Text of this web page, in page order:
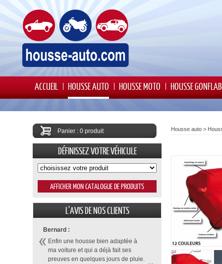
ACCUEIL HOUSSE AUTO HOUSSE MOTO HOUSSE
Housse auto >
Panier : 0 produit
DÉFINISSEZ VOTRE VÉHICULE
L'AVIS DE NOS CLIENTS
Bernard :
Enfin une housse bien adaptée à
ma voiture et qui a déjà fait ses
preuves en quelques jours de pluie.